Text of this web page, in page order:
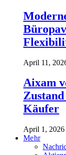
April 11,
Aixam
Käufer
April 1, 2026
Mehr